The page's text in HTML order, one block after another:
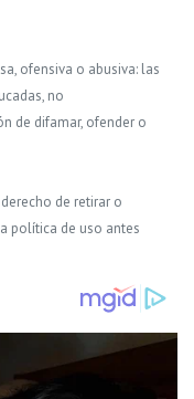
ofensiva o abusiva: las
no
de difamar, ofender o
de retirar o
política de uso antes